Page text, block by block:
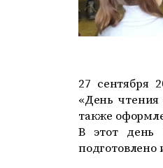
27 сентября
«День
также
В этот день
подготовлено